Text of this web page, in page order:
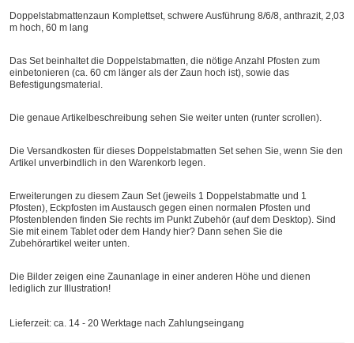
Doppelstabmattenzaun Komplettset, schwere Ausführung 8/6/8, anthrazit, 2,03
m hoch, 60 m lang
Das Set beinhaltet die Doppelstabmatten, die nötige Anzahl Pfosten zum
einbetonieren (ca. 60 cm länger als der Zaun hoch ist), sowie das
Befestigungsmaterial.
Die genaue Artikelbeschreibung sehen Sie weiter unten (runter scrollen).
Die Versandkosten für dieses Doppelstabmatten Set sehen Sie, wenn Sie den
Artikel unverbindlich in den Warenkorb legen.
Erweiterungen zu diesem Zaun Set (jeweils 1 Doppelstabmatte und 1
Pfosten), Eckpfosten im Austausch gegen einen normalen Pfosten und
Pfostenblenden finden Sie rechts im Punkt Zubehör (auf dem Desktop). Sind
Sie mit einem Tablet oder dem Handy hier? Dann sehen Sie die
Zubehörartikel weiter unten.
Die Bilder zeigen eine Zaunanlage in einer anderen Höhe und dienen
lediglich zur Illustration!
Lieferzeit: ca. 14 - 20 Werktage nach Zahlungseingang